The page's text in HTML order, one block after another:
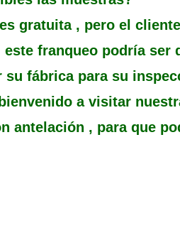
gratuita , pero el
franqueo podría ser
su fábrica para su
a visitar
antelación , para que